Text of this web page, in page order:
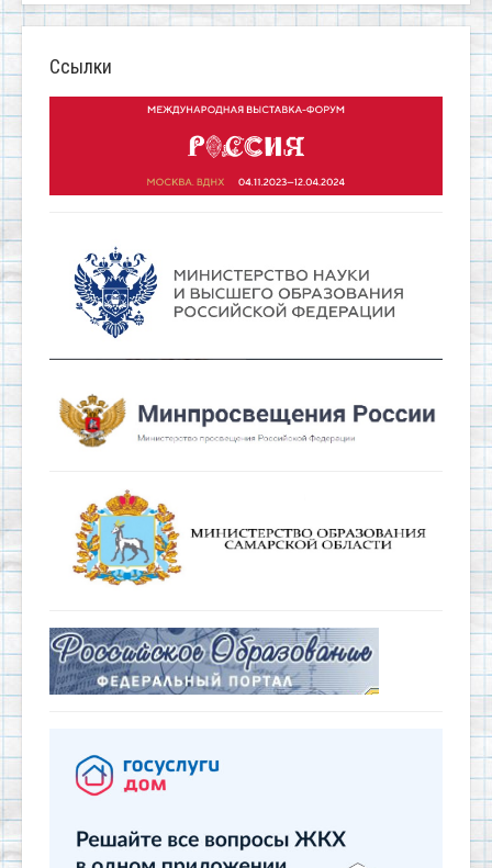
Ссылки